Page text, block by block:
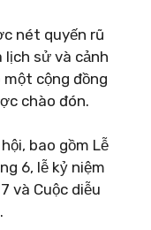
nét quyến rũ
sử và cảnh
cộng đồng
chào đón.
bao gồm Lễ
6, lễ kỷ niệm
và Cuộc diễu